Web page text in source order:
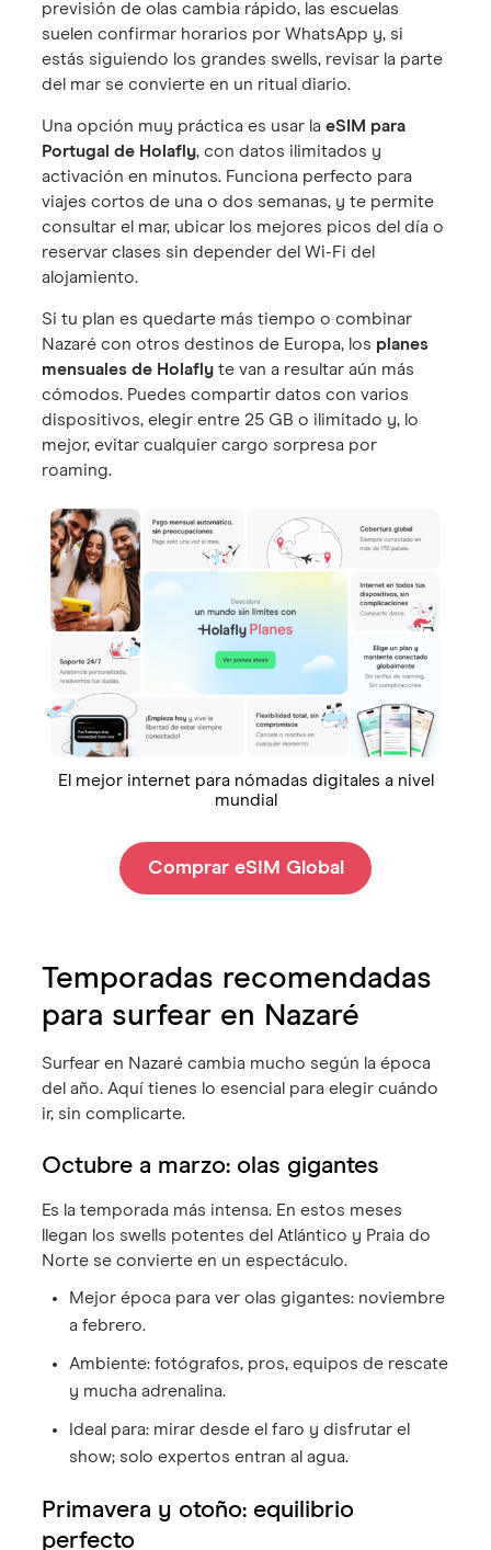
previsión de olas cambia rápido, las escuelas
suelen confirmar horarios por WhatsApp y, si
estás siguiendo los grandes swells, revisar la parte
del mar se convierte en un ritual diario.
Una opción muy práctica es usar laeSIM para
Portugal de Holafly, con datos ilimitados y
activación en minutos. Funciona perfecto para
viajes cortos de una o dos semanas, y te permite
consultar el mar, ubicar los mejores picos del día o
reservar clases sin depender del Wi-Fi del
alojamiento.
Si tu plan es quedarte más tiempo o combinar
Nazaré con otros destinos de Europa, los planes
mensuales de Holafly te van a resultar aún más
cómodos. Puedes compartir datos con varios
dispositivos, elegir entre 25 GB o ilimitado y, lo
mejor, evitar cualquier cargo sorpresa por
roaming.
El mejor internet para nómadas digitales a nivel
mundial
Comprar eSIM Global
Temporadas recomendadas
para surfear en Nazaré
Surfear en Nazaré cambia mucho según la época
del año. Aquí tienes lo esencial para elegir cuándo
ir, sin complicarte.
Octubre a marzo: olas gigantes
Es la temporada más intensa. En estos meses
llegan los swells potentes del Atlántico y Praia do
Norte se convierte en un espectáculo.
Mejor época para ver olas gigantes: noviembre
a febrero.
Ambiente: fotógrafos, pros, equipos de rescate
y mucha adrenalina.
Ideal para: mirar desde el faro y disfrutar el
show; solo expertos entran al agua.
Primavera y otoño: equilibrio
perfecto